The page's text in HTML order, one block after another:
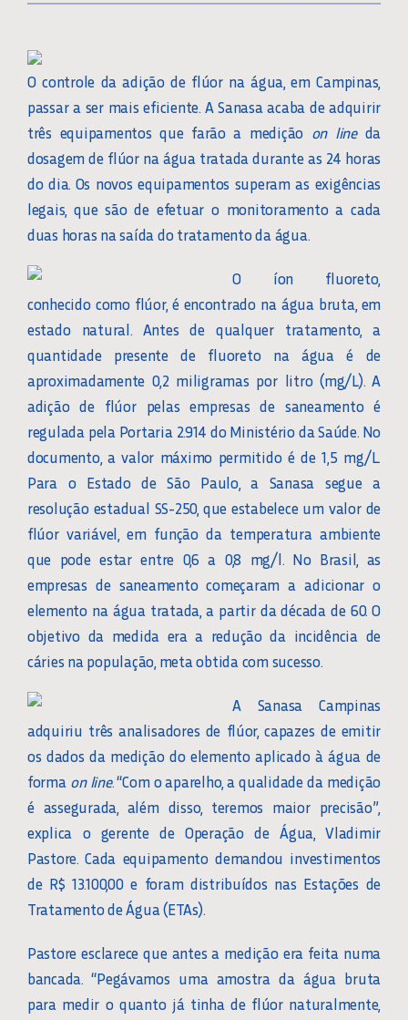
O controle da adição de flúor na água, em Campinas,
passar a ser mais eficiente. A Sanasa acaba de adquirir
três equipamentos que farão a medição on lineda
dosagem de flúor na água tratada durante as 24 horas
do dia. Os novos equipamentos superam as exigências
legais, que são de efetuar o monitoramento a cada
duas horas na saída do tratamento da água.
O íon fluoreto,
conhecido como flúor, é encontrado na água bruta, em
estado natural. Antes de qualquer tratamento, a
quantidade presente de fluoreto na água é de
aproximadamente 0,2 miligramas por litro (mg/L). A
adição de flúor pelas empresas de saneamento é
regulada pela Portaria 2.914 do Ministério da Saúde. No
documento, a valor máximo permitido é de 1,5 mg/L.
Para o Estado de São Paulo, a Sanasa segue a
resolução estadual SS-250, que estabelece um valor de
flúor variável, em função da temperatura ambiente
que pode estar entre 0,6 a 0,8 mg/l. No Brasil, as
empresas de saneamento começaram a adicionar o
elemento na água tratada, a partir da década de 60. O
objetivo da medida era a redução da incidência de
cáries na população, meta obtida com sucesso.
A Sanasa Campinas
adquiriu três analisadores de flúor, capazes de emitir
os dados da medição do elemento aplicado à água de
forma on line. “Com o aparelho, a qualidade da medição
é assegurada, além disso, teremos maior precisão”,
explica o gerente de Operação de Água, Vladimir
Pastore. Cada equipamento demandou investimentos
de R$ 13.100,00 e foram distribuídos nas Estações de
Tratamento de Água (ETAs).
Pastore esclarece que antes a medição era feita numa
bancada. “Pegávamos uma amostra da água bruta
para medir o quanto já tinha de flúor naturalmente,